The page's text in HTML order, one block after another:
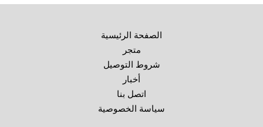
الصفحة الرئيسية
متجر
شروط التوصيل
أخبار
اتصل بنا
سياسة الخصوصية